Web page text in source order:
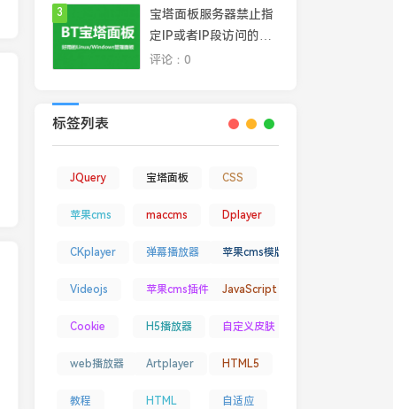
3
宝塔面板服务器禁止指
定IP或者IP段访问的几
种常见方法
评论：0
标签列表
JQuery 宝塔面板 CSS
苹果cms maccms Dplayer
CKplayer 弹幕播放器 苹果cms模版
Videojs 苹果cms插件 JavaScript
Cookie H5播放器 自定义皮肤
web播放器 Artplayer HTML5
教程 HTML 自适应